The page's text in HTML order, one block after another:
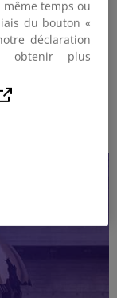
pays tiers, les
convention
temps ou
du bouton «
déclaration
obtenir plus